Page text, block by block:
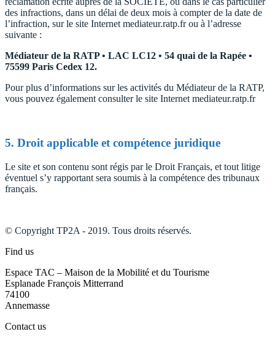
des infractions, dans un délai de deux mois à compter de la date de
l’infraction, sur le site Internet mediateur.ratp.fr ou à l’adresse
suivante :
Médiateur de la RATP • LAC LC12 • 54 quai de la Rapée •
75599 Paris Cedex 12.
Pour plus d’informations sur les activités du Médiateur de la RATP,
vous pouvez également consulter le site Internet mediateur.ratp.fr
5. Droit applicable et compétence juridique
Le site et son contenu sont régis par le Droit Français, et tout litige
éventuel s’y rapportant sera soumis à la compétence des tribunaux
français.
© Copyright TP2A - 2019. Tous droits réservés.
Find us
Espace TAC – Maison de la Mobilité et du Tourisme
Esplanade François Mitterrand
74100
Annemasse
Contact us